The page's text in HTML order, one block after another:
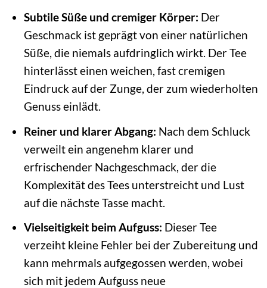
Subtile Süße und cremiger Körper: Der
Geschmack ist geprägt von einer natürlichen
Süße, die niemals aufdringlich wirkt. Der Tee
hinterlässt einen weichen, fast cremigen
Eindruck auf der Zunge, der zum wiederholten
Genuss einlädt.
Reiner und klarer Abgang: Nach dem Schluck
verweilt ein angenehm klarer und
erfrischender Nachgeschmack, der die
Komplexität des Tees unterstreicht und Lust
auf die nächste Tasse macht.
Vielseitigkeit beim Aufguss: Dieser Tee
verzeiht kleine Fehler bei der Zubereitung und
kann mehrmals aufgegossen werden, wobei
sich mit jedem Aufguss neue